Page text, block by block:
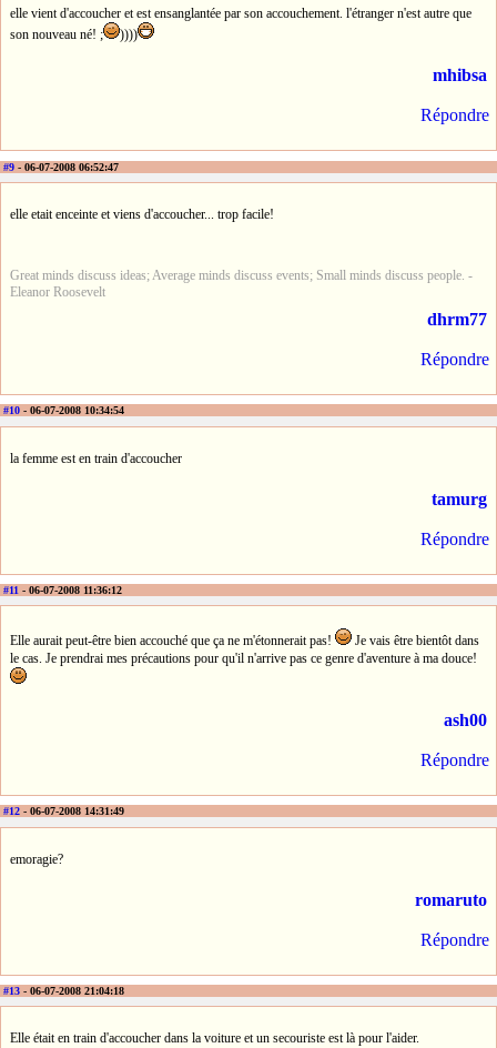
elle vient d'accoucher et est ensanglantée par son accouchement. l'étranger n'est autre que
son nouveau né! ;
))))
mhibsa
Répondre
#9 - 06-07-2008 06:52:47
elle etait enceinte et viens d'accoucher... trop facile!
Great minds discuss ideas; Average minds discuss events; Small minds discuss people. -
Eleanor Roosevelt
dhrm77
Répondre
#10 - 06-07-2008 10:34:54
la femme est en train d'accoucher
tamurg
Répondre
#11 - 06-07-2008 11:36:12
Elle aurait peut-être bien accouché que ça ne m'étonnerait pas!
Je vais être bientôt dans
le cas. Je prendrai mes précautions pour qu'il n'arrive pas ce genre d'aventure à ma douce!
ash00
Répondre
#12 - 06-07-2008 14:31:49
emoragie?
romaruto
Répondre
#13 - 06-07-2008 21:04:18
Elle était en train d'accoucher dans la voiture et un secouriste est là pour l'aider.